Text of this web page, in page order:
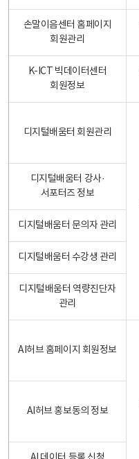
손말이음센터 홈페이지
회원관리
K-ICT 빅데이터센터
회원정보
디지털배움터 회원관리
디지털배움터 강사·
서포터즈 정보
디지털배움터 문의자 관리
디지털배움터 수강생 관리
디지털배움터 역량진단자
관리
AI허브 홈페이지 회원정보
AI허브 홍보동의 정보